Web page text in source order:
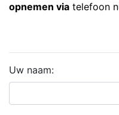
opnemen via telefoon
Uw naam: